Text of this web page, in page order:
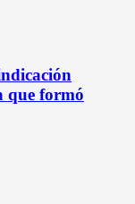
que formó